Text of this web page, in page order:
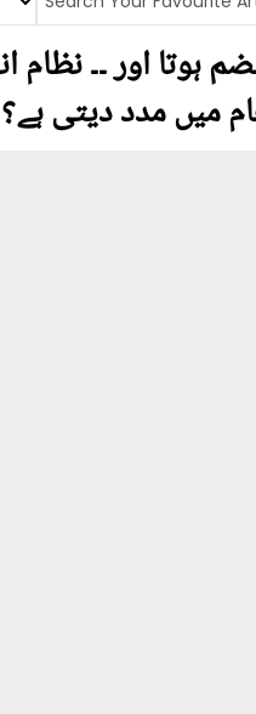
ہوتا اور ۔۔
میں مدد دیتی ہے؟